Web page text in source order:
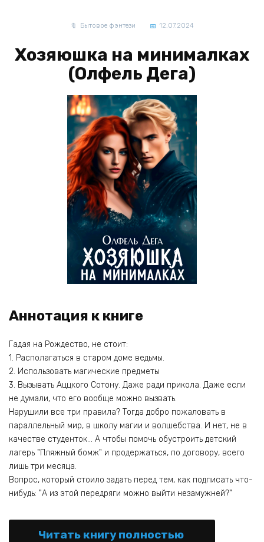
Бытовое фэнтези 12.07.2024
Хозяюшка на минималках
(Олфель Дега)
Аннотация к книге
Гадая на Рождество, не стоит:
1. Располагаться в старом доме ведьмы.
2. Использовать магические предметы
3. Вызывать Аццкого Сотону. Даже ради прикола. Даже если
не думали, что его вообще можно вызвать.
Нарушили все три правила? Тогда добро пожаловать в
параллельный мир, в школу магии и волшебства. И нет, не в
качестве студенток… А чтобы помочь обустроить детский
лагерь "Пляжный бомж" и продержаться, по договору, всего
лишь три месяца.
Вопрос, который стоило задать перед тем, как подписать что-
нибудь: "А из этой передряги можно выйти незамужней?"
Читать книгу полностью